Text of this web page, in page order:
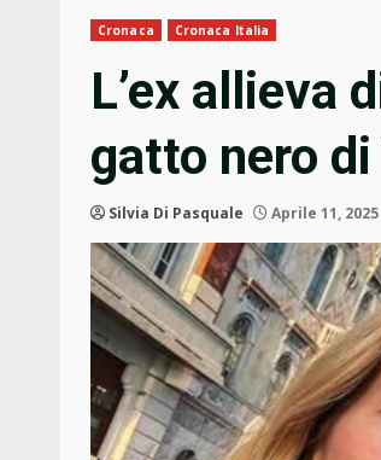
Cronaca Cronaca Italia
L’ex allieva
gatto nero
Silvia Di Pasquale Aprile 11, 2025